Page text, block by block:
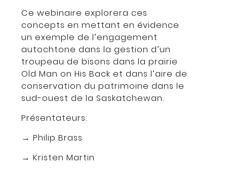
Ce webinaire explorera ces
concepts en mettant en évidence
un exemple de l’engagement
autochtone dans la gestion d’un
troupeau de bisons dans la prairie
Old Man on His Back et dans l’aire de
conservation du patrimoine dans le
sud-ouest de la Saskatchewan.
Présentateurs:
→ Philip Brass
→ Kristen Martin